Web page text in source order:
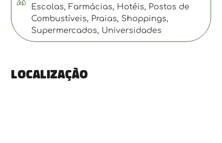
Escolas, Farmácias, Hotéis, Postos de
Combustíveis, Praias, Shoppings,
Supermercados, Universidades
Localização